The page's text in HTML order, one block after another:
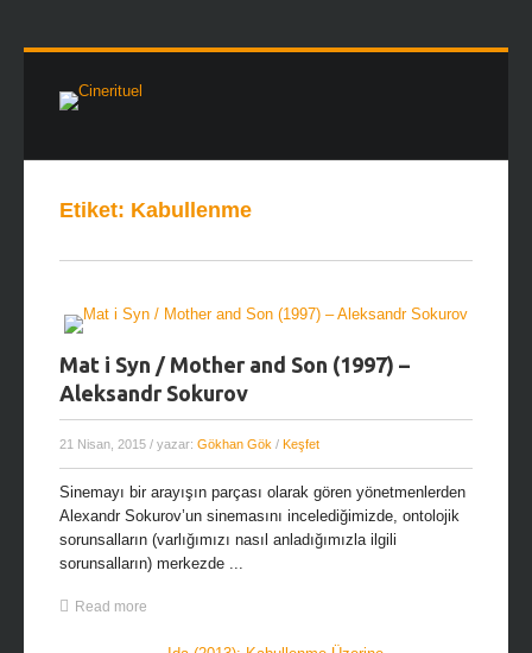
Etiket: Kabullenme
Mat i Syn / Mother and Son (1997) –
Aleksandr Sokurov
21 Nisan, 2015 / yazar: Gökhan Gök / Keşfet
Sinemayı bir arayışın parçası olarak gören yönetmenlerden
Alexandr Sokurov’un sinemasını incelediğimizde, ontolojik
sorunsalların (varlığımızı nasıl anladığımızla ilgili
sorunsalların) merkezde ...
Read more